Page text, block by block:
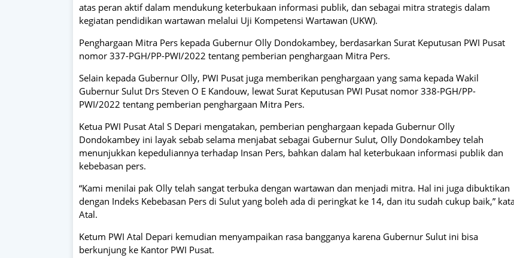
atas peran aktif dalam mendukung keterbukaan informasi publik, dan sebagai mitra strategis dalam
kegiatan pendidikan wartawan melalui Uji Kompetensi Wartawan (UKW).
Penghargaan Mitra Pers kepada Gubernur Olly Dondokambey, berdasarkan Surat Keputusan PWI Pusat
nomor 337-PGH/PP-PWI/2022 tentang pemberian penghargaan Mitra Pers.
Selain kepada Gubernur Olly, PWI Pusat juga memberikan penghargaan yang sama kepada Wakil
Gubernur Sulut Drs Steven O E Kandouw, lewat Surat Keputusan PWI Pusat nomor 338-PGH/PP-
PWI/2022 tentang pemberian penghargaan Mitra Pers.
Ketua PWI Pusat Atal S Depari mengatakan, pemberian penghargaan kepada Gubernur Olly
Dondokambey ini layak sebab selama menjabat sebagai Gubernur Sulut, Olly Dondokambey telah
menunjukkan kepeduliannya terhadap Insan Pers, bahkan dalam hal keterbukaan informasi publik dan
kebebasan pers.
“Kami menilai pak Olly telah sangat terbuka dengan wartawan dan menjadi mitra. Hal ini juga dibuktikan
dengan Indeks Kebebasan Pers di Sulut yang boleh ada di peringkat ke 14, dan itu sudah cukup baik,”
Atal.
Ketum PWI Atal Depari kemudian menyampaikan rasa bangganya karena Gubernur Sulut ini bisa
berkunjung ke Kantor PWI Pusat.